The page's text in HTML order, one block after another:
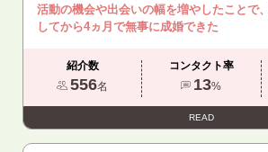
活動の機会や出会いの幅を増やしたことで
してから4ヵ月で無事に成婚できた
紹介数
556名
コンタクト率
13%
READ